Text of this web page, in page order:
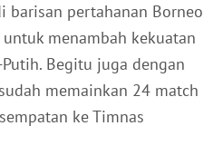
barisan pertahanan Borneo
menambah kekuatan
Begitu juga dengan
memainkan 24 match
ke Timnas